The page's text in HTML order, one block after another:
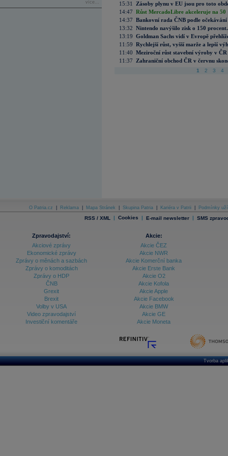
více...
15:31
Zásoby plynu v EU jsou pro toto
14:47 Růst MercadoLibre akceleruje na
14:37 Bankovní rada ČNB podle
13:32 Nintendo navýšilo zisk o 150
13:19 Goldman Sachs vidí v Evropě
11:59 Rychlejší růst, vyšší marže a lepší
11:40 Meziroční růst stavební výroby v
11:37
Zahraniční obchod ČR v červnu
1 2 3 4
O Patria.cz Reklama Mapa Stránek Skupina Patria Kariéra v Patrii Podmínky
RSS / XML | Cookies | E-mail newsletter | SMS
Zpravodajství:
Akciové zprávy
Ekonomické zprávy
Zprávy o měnách a sazbách
Zprávy o komoditách
Zprávy o HDP
ČNB
Grexit
Brexit
Volby v USA
Video zpravodajství
Investiční komentáře
Akcie:
Akcie ČEZ
Akcie NWR
Akcie Komerční banka
Akcie Erste Bank
Akcie O2
Akcie Kofola
Akcie Apple
Akcie Facebook
Akcie BMW
Akcie GE
Akcie Moneta
Tvorba